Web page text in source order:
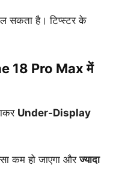
सकता है। टिप्स्टर के
18 Pro Max में
Under-Display
कम हो जाएगा औरज्यादा